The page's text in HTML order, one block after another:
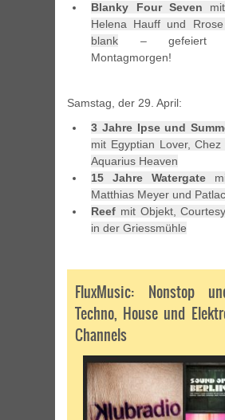
Blanky Four Seven
Helena Hauff und
blank – gefeiert
Montagmorgen!
Samstag, der 29. April:
3 Jahre Ipse und
mit Egyptian Lover,
Aquarius Heaven
15 Jahre Watergate
Matthias Meyer und Patlac
Reef mit Objekt,
in der Griessmühle
FluxMusic: Nonstop
Techno, House und
Channels